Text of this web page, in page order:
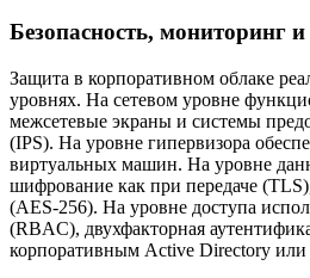
Безопасность, мониторинг
Защита в корпоративном облаке
уровнях. На сетевом уровне
межсетевые экраны и системы
(IPS). На уровне гипервизора
виртуальных машин. На уровне
шифрование как при передаче
(AES-256). На уровне доступа
(RBAC), двухфакторная
корпоративным Active Directory